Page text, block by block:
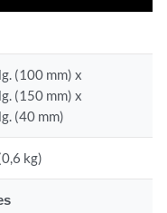
(100 mm) x
(150 mm) x
(40 mm)
kg)